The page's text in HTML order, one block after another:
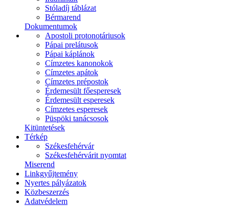
Stóladíj táblázat
Bérmarend
Dokumentumok
Apostoli protonotáriusok
Pápai prelátusok
Pápai káplánok
Címzetes kanonokok
Címzetes apátok
Címzetes prépostok
Érdemesült főesperesek
Érdemesült esperesek
Címzetes esperesek
Püspöki tanácsosok
Kitüntetések
Térkép
Székesfehérvár
Székesfehérvárit nyomtat
Miserend
Linkgyűjtemény
Nyertes pályázatok
Közbeszerzés
Adatvédelem